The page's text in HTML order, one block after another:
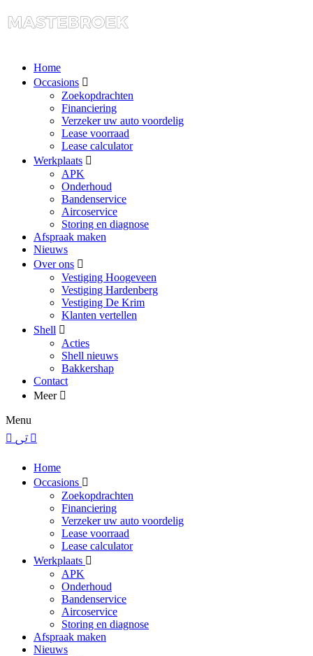
Home
Occasions
Zoekopdrachten
Financiering
Verzeker uw auto voordelig
Lease voorraad
Lease calculator
Werkplaats
APK
Onderhoud
Bandenservice
Aircoservice
Storing en diagnose
Afspraak maken
Nieuws
Over ons
Vestiging Hoogeveen
Vestiging Hardenberg
Vestiging De Krim
Klanten vertellen
Shell
Acties
Shell nieuws
Bakkershap
Contact
Meer
Menu
Home
Occasions
Zoekopdrachten
Financiering
Verzeker uw auto voordelig
Lease voorraad
Lease calculator
Werkplaats
APK
Onderhoud
Bandenservice
Aircoservice
Storing en diagnose
Afspraak maken
Nieuws